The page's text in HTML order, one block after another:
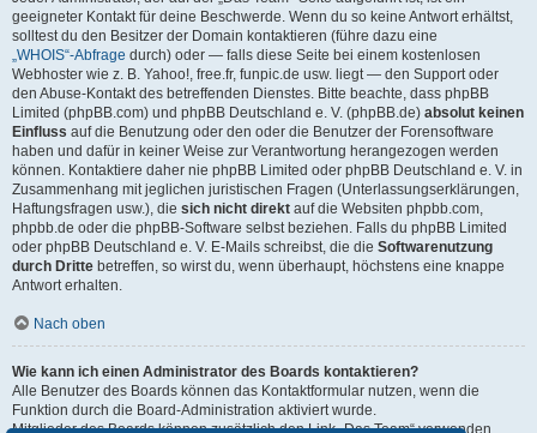
geeigneter Kontakt für deine Beschwerde. Wenn du so keine Antwort erhältst,
solltest du den Besitzer der Domain kontaktieren (führe dazu eine
„WHOIS“-Abfrage durch) oder — falls diese Seite bei einem kostenlosen
Webhoster wie z. B. Yahoo!, free.fr, funpic.de usw. liegt — den Support oder
den Abuse-Kontakt des betreffenden Dienstes. Bitte beachte, dass phpBB
Limited (phpBB.com) und phpBB Deutschland e. V. (phpBB.de) absolut keinen
Einfluss auf die Benutzung oder den oder die Benutzer der Forensoftware
haben und dafür in keiner Weise zur Verantwortung herangezogen werden
können. Kontaktiere daher nie phpBB Limited oder phpBB Deutschland e. V. in
Zusammenhang mit jeglichen juristischen Fragen (Unterlassungserklärungen,
Haftungsfragen usw.), die sich nicht direkt auf die Websiten phpbb.com,
phpbb.de oder die phpBB-Software selbst beziehen. Falls du phpBB Limited
oder phpBB Deutschland e. V. E-Mails schreibst, die die Softwarenutzung
durch Dritte betreffen, so wirst du, wenn überhaupt, höchstens eine knappe
Antwort erhalten.
Nach oben
Wie kann ich einen Administrator des Boards kontaktieren?
Alle Benutzer des Boards können das Kontaktformular nutzen, wenn die
Funktion durch die Board-Administration aktiviert wurde.
Mitglieder des Boards können zusätzlich den Link „Das Team“ verwenden.